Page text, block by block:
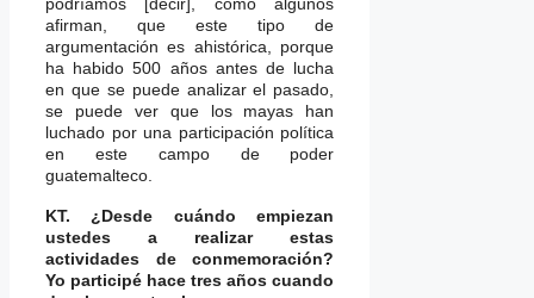
afirman, que este tipo de
argumentación es ahistórica, porque
ha habido 500 años antes de lucha
en que se puede analizar el pasado,
se puede ver que los mayas han
luchado por una participación política
en este campo de poder
guatemalteco.
KT. ¿Desde cuándo empiezan
ustedes a realizar estas
actividades de conmemoración?
Yo participé hace tres años cuando